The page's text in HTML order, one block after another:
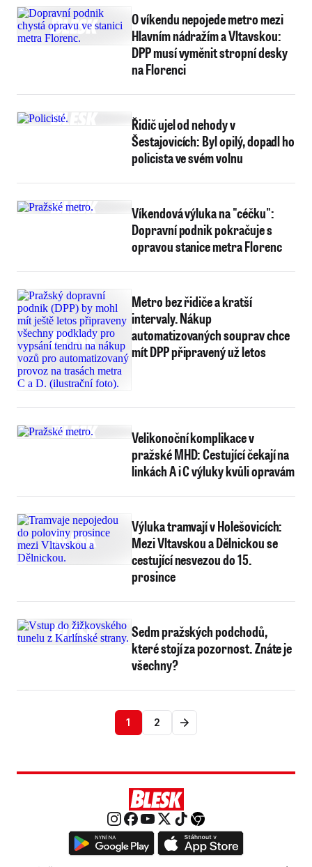
O víkendu nepojede metro mezi
Hlavním nádražím a Vltavskou:
DPP musí vyměnit stropní desky
na Florenci
Řidič ujel od nehody v
Šestajovicích: Byl opilý, dopadl ho
policista ve svém volnu
Víkendová výluka na "céčku":
Dopravní podnik pokračuje s
opravou stanice metra Florenc
Metro bez řidiče a kratší
intervaly. Nákup
automatizovaných souprav chce
mít DPP připravený už letos
Velikonoční komplikace v
pražské MHD: Cestující čekají na
linkách A i C výluky kvůli opravám
Výluka tramvají v Holešovicích:
Mezi Vltavskou a Dělnickou se
cestující nesvezou do 15.
prosince
Sedm pražských podchodů,
které stojí za pozornost. Znáte je
všechny?
1 2